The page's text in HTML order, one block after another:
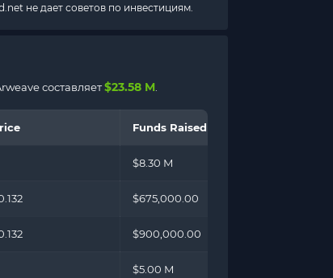
не дает советов по инвестициям.
составляет$23.58 M
Funds Raised
$8.30 M
$675,000.00
$900,000.00
$5.00 M